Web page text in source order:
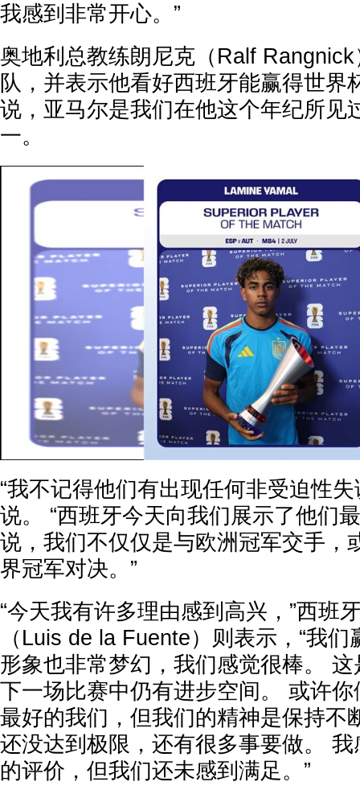
我感到非常开心。”
奥地利总教练朗尼克（Ralf
队，并表示他看好西班牙能赢得世界
说，亚马尔是我们在他这个年纪所见
一。
“我不记得他们有出现任何非受迫性
说。 “西班牙今天向我们展示了他们
说，我们不仅仅是与欧洲冠军交手，
界冠军对决。”
“今天我有许多理由感到高兴，”西班
（Luis de la Fuente）则表示，“我
形象也非常梦幻，我们感觉很棒。
下一场比赛中仍有进步空间。 或许
最好的我们，但我们的精神是保持不
还没达到极限，还有很多事要做。
的评价，但我们还未感到满足。”